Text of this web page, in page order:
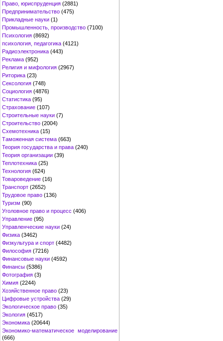
Право, юриспруденция (2881)
Предпринимательство (475)
Прикладные науки (1)
Промышленность, производство (7100)
Психология (8692)
психология, педагогика (4121)
Радиоэлектроника (443)
Реклама (952)
Религия и мифология (2967)
Риторика (23)
Сексология (748)
Социология (4876)
Статистика (95)
Страхование (107)
Строительные науки (7)
Строительство (2004)
Схемотехника (15)
Таможенная система (663)
Теория государства и права (240)
Теория организации (39)
Теплотехника (25)
Технология (624)
Товароведение (16)
Транспорт (2652)
Трудовое право (136)
Туризм (90)
Уголовное право и процесс (406)
Управление (95)
Управленческие науки (24)
Физика (3462)
Физкультура и спорт (4482)
Философия (7216)
Финансовые науки (4592)
Финансы (5386)
Фотография (3)
Химия (2244)
Хозяйственное право (23)
Цифровые устройства (29)
Экологическое право (35)
Экология (4517)
Экономика (20644)
Экономико-математическое моделирование
(666)